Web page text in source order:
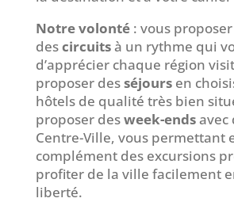
Notre volonté : vous proposer
descircuitsà un rythme qui
d’apprécier chaque région
proposer desséjours en
hôtels de qualité très bien
proposer desweek-endsavec
Centre-Ville, vous permettant
complément des excursions
profiter de la ville facilement
liberté.